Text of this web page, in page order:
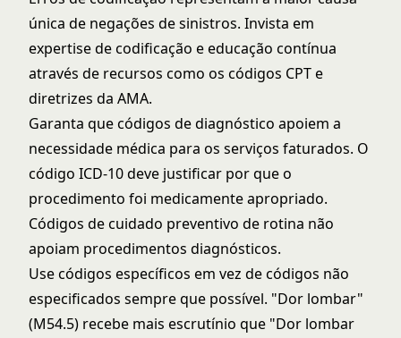
única de negações de sinistros. Invista em
expertise de codificação e educação contínua
através de recursos como os códigos CPT e
diretrizes da AMA.
Garanta que códigos de diagnóstico apoiem a
necessidade médica para os serviços faturados. O
código ICD-10 deve justificar por que o
procedimento foi medicamente apropriado.
Códigos de cuidado preventivo de rotina não
apoiam procedimentos diagnósticos.
Use códigos específicos em vez de códigos não
especificados sempre que possível. "Dor lombar"
(M54.5) recebe mais escrutínio que "Dor lombar